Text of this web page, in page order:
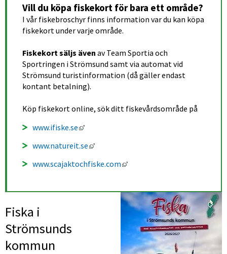
Vill du köpa fiskekort för bara ett område?
I vår fiskebroschyr finns information var du kan köpa
fiskekort under varje område.
Fiskekort säljs även av Team Sportia och
Sportringen i Strömsund samt via automat vid
Strömsund turistinformation (då gäller endast
kontant betalning).
Köp fiskekort online, sök ditt fiskevårdsområde på
www.ifiske.se
Länk till annan webbplats, öppnas i nytt
www.natureit.se
Länk till annan webbplats, öppnas i
www.scajaktochfiske.com
Länk till annan webbplats,
Fiska i
Strömsunds
kommun